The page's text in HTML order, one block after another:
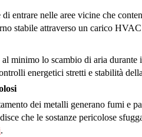
entrare nelle aree vicine che
stabile attraverso un carico
minimo lo scambio di aria
energetici stretti e stabilità
dei metalli generano fumi e
che le sostanze pericolose
.